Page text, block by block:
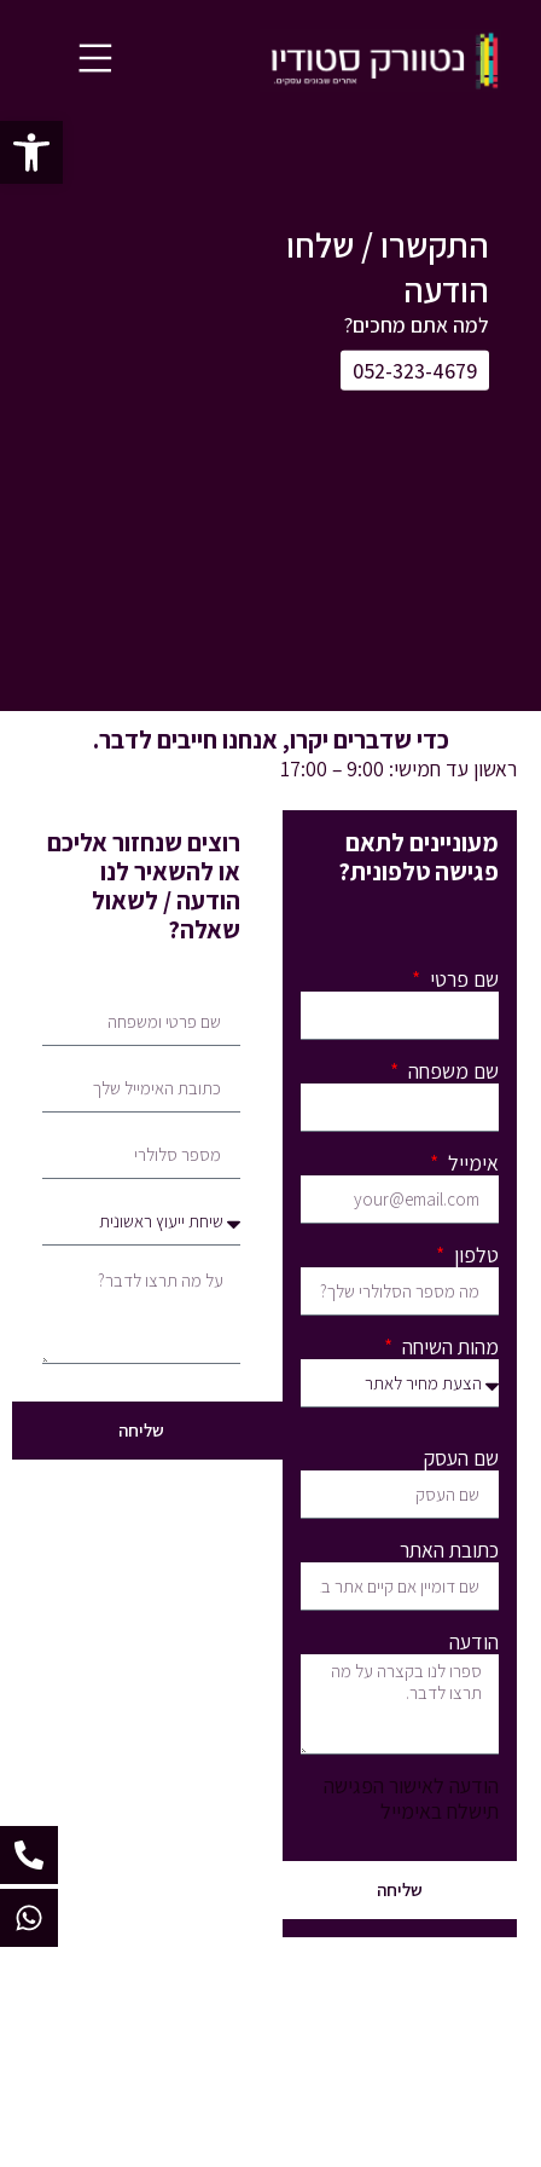
פתח
התקשרו / שלחו
הודעה​
למה אתם מחכים?
052-323-4679
כדי שדברים יקרו, אנחנו חייבים לדבר.
ראשון עד חמישי: 9:00 – 17:00
מעוניינים לתאם
פגישה טלפונית?
שם פרטי
שם משפחה
אימייל
טלפון
מהות השיחה
שם העסק
כתובת האתר
הודעה
הודעה לאישור הפגישה
תישלח באימייל
שליחה
רוצים שנחזור אליכם
או להשאיר לנו
הודעה / לשאול
שאלה?
שליחה